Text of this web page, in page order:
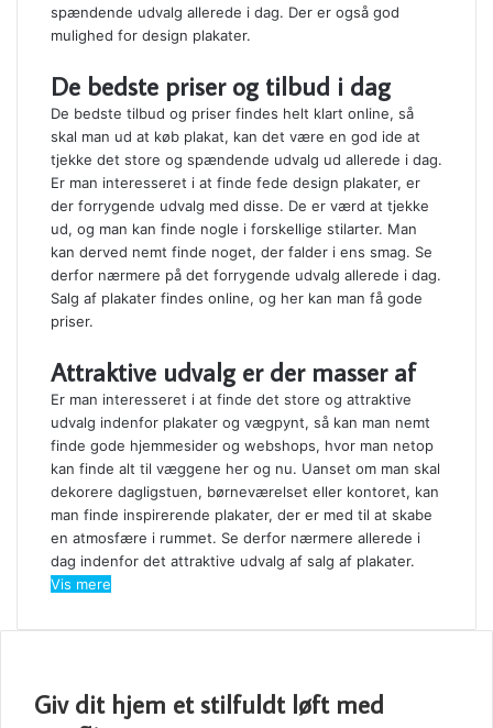
spændende udvalg allerede i dag. Der er også god
mulighed for design plakater.
De bedste priser og tilbud i dag
De bedste tilbud og priser findes helt klart online, så
skal man ud at køb plakat, kan det være en god ide at
tjekke det store og spændende udvalg ud allerede i dag.
Er man interesseret i at finde fede design plakater, er
der forrygende udvalg med disse. De er værd at tjekke
ud, og man kan finde nogle i forskellige stilarter. Man
kan derved nemt finde noget, der falder i ens smag. Se
derfor nærmere på det forrygende udvalg allerede i dag.
Salg af plakater findes online, og her kan man få gode
priser.
Attraktive udvalg er der masser af
Er man interesseret i at finde det store og attraktive
udvalg indenfor plakater og vægpynt, så kan man nemt
finde gode hjemmesider og webshops, hvor man netop
kan finde alt til væggene her og nu. Uanset om man skal
dekorere dagligstuen, børneværelset eller kontoret, kan
man finde inspirerende plakater, der er med til at skabe
en atmosfære i rummet. Se derfor nærmere allerede i
dag indenfor det attraktive udvalg af salg af plakater.
Vis mere
Close
Giv dit hjem et stilfuldt løft med